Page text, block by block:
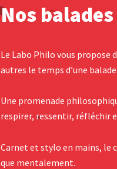
Nos
Le Labo Philo vous propose
autres le temps d’une balade.
Une promenade
respirer, ressentir, réfléchir
Carnet et stylo en mains, le
que mentalement.